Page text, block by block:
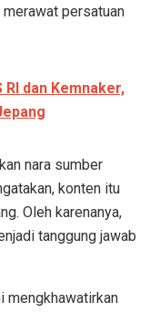
persatuan
RI dan Kemnaker,
nara sumber
konten itu
Oleh karenanya,
tanggung jawab
mengkhawatirkan